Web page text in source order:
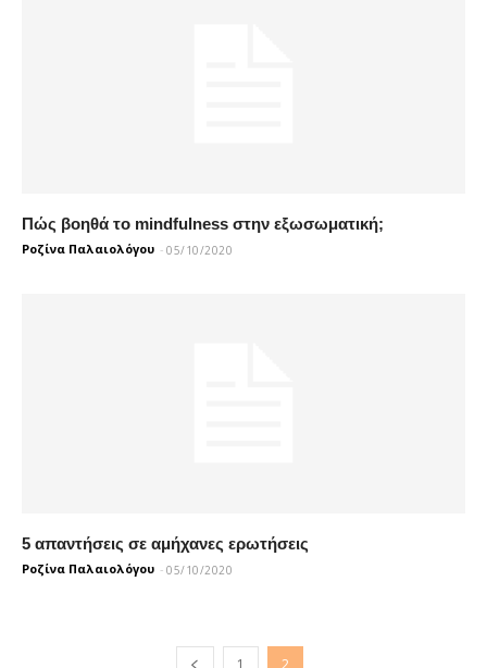
Πώς βοηθά το mindfulness στην εξωσωματική;
Ροζίνα Παλαιολόγου - 05/10/2020
5 απαντήσεις σε αμήχανες ερωτήσεις
Ροζίνα Παλαιολόγου - 05/10/2020
1 2